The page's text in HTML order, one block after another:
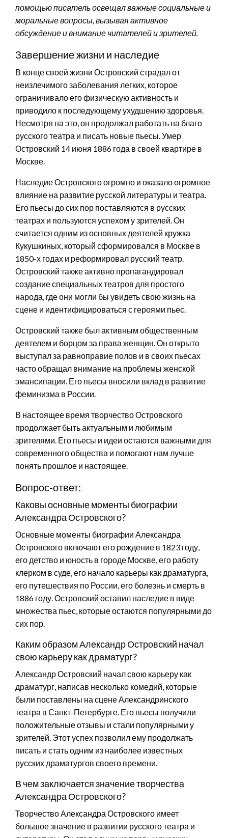
помощью писатель освещал важные социальные и
моральные вопросы, вызывая активное
обсуждение и внимание читателей и зрителей.
Завершение жизни и наследие
В конце своей жизни Островский страдал от
неизлечимого заболевания легких, которое
ограничивало его физическую активность и
приводило к последующему ухудшению здоровья.
Несмотря на это, он продолжал работать на благо
русского театра и писать новые пьесы. Умер
Островский 14 июня 1886 года в своей квартире в
Москве.
Наследие Островского огромно и оказало огромное
влияние на развитие русской литературы и театра.
Его пьесы до сих пор поставляются в русских
театрах и пользуются успехом у зрителей. Он
считается одним из основных деятелей кружка
Кукушкиных, который сформировался в Москве в
1850-х годах и реформировал русский театр.
Островский также активно пропагандировал
создание специальных театров для простого
народа, где они могли бы увидеть свою жизнь на
сцене и идентифицироваться с героями пьес.
Островский также был активным общественным
деятелем и борцом за права женщин. Он открыто
выступал за равноправие полов и в своих пьесах
часто обращал внимание на проблемы женской
эмансипации. Его пьесы вносили вклад в развитие
феминизма в России.
В настоящее время творчество Островского
продолжает быть актуальным и любимым
зрителями. Его пьесы и идеи остаются важными для
современного общества и помогают нам лучше
понять прошлое и настоящее.
Вопрос-ответ:
Каковы основные моменты биографии
Александра Островского?
Основные моменты биографии Александра
Островского включают его рождение в 1823 году,
его детство и юность в городе Москве, его работу
клерком в суде, его начало карьеры как драматурга,
его путешествия по России, его болезнь и смерть в
1886 году. Островский оставил наследие в виде
множества пьес, которые остаются популярными до
сих пор.
Каким образом Александр Островский начал
свою карьеру как драматург?
Александр Островский начал свою карьеру как
драматург, написав несколько комедий, которые
были поставлены на сцене Александринского
театра в Санкт-Петербурге. Его пьесы получили
положительные отзывы и стали популярными у
зрителей. Этот успех позволил ему продолжать
писать и стать одним из наиболее известных
русских драматургов своего времени.
В чем заключается значение творчества
Александра Островского?
Творчество Александра Островского имеет
большое значение в развитии русского театра и